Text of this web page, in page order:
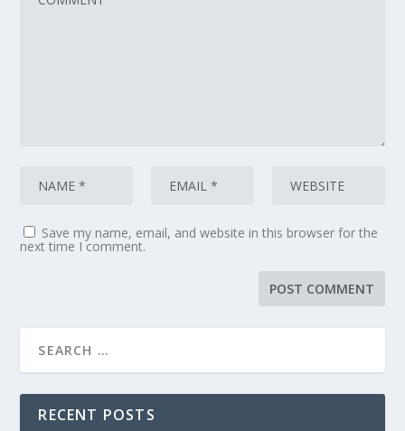
Save my name, email, and website in this browser for the
next time I comment.
RECENT POSTS